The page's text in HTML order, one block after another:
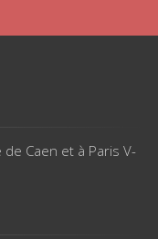
Caen et à Paris V-